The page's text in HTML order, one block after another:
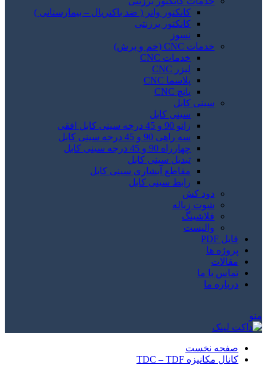
کانکتور واتر ( ضد باکتریال – بیمارستانی )
کانکتور برزنتی
نسوز
خدمات CNC (خم و برش)
خدمات CNC
لیزر CNC
پلاسما CNC
پانچ CNC
سینی کابل
سینی کابل
زانو 90 و 45 درجه سینی کابل افقی
سه راهی 90 و 45 درجه سینی کابل
چهارراه 90 و 45 درجه سینی کابل
تبدیل سینی کابل
مقاطع آبشاری سینی کابل
رابط سینی کابل
دود کش
شوت زباله
فلاشینگ
والپست
فایل PDF
پروژه ها
مقالات
تماس با ما
درباره ما
منو
صفحه نخست
کانال مکانیزه TDC – TDF